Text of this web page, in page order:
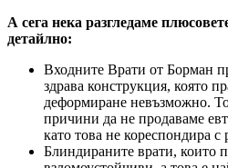
А сега нека разгледаме
детайлно:
Входните Врати от Борман
здрава конструкция, която
деформиране невъзможно.
причини да не продаваме
като това не кореспондира с
Блиндираните врати, които